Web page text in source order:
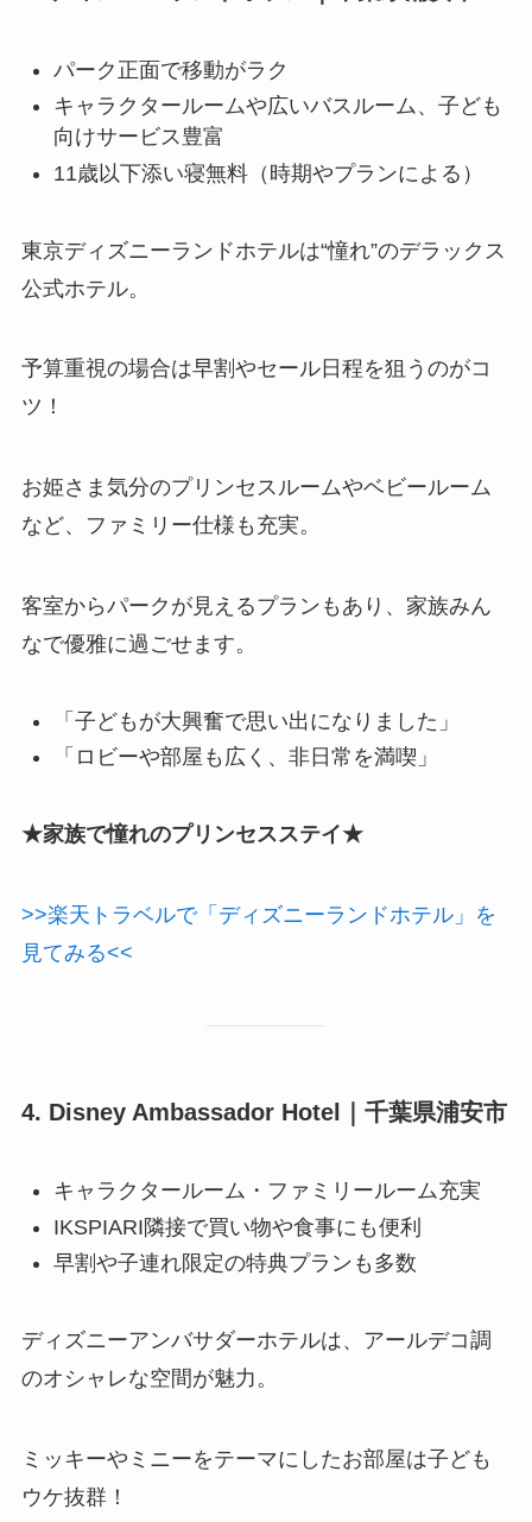
パーク正面で移動がラク
キャラクタールームや広いバスルーム、子ども
向けサービス豊富
11歳以下添い寝無料（時期やプランによる）
東京ディズニーランドホテルは“憧れ”のデラックス
公式ホテル。
予算重視の場合は早割やセール日程を狙うのがコ
ツ！
お姫さま気分のプリンセスルームやベビールーム
など、ファミリー仕様も充実。
客室からパークが見えるプランもあり、家族みん
なで優雅に過ごせます。
「子どもが大興奮で思い出になりました」
「ロビーや部屋も広く、非日常を満喫」
★家族で憧れのプリンセスステイ★
>>楽天トラベルで「ディズニーランドホテル」を
見てみる<<
4. Disney Ambassador Hotel｜千葉県浦安市
キャラクタールーム・ファミリールーム充実
IKSPIARI隣接で買い物や食事にも便利
早割や子連れ限定の特典プランも多数
ディズニーアンバサダーホテルは、アールデコ調
のオシャレな空間が魅力。
ミッキーやミニーをテーマにしたお部屋は子ども
ウケ抜群！